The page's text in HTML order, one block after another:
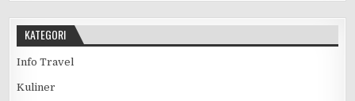
KATEGORI
Info Travel
Kuliner